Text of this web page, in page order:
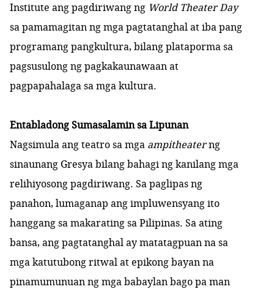
Institute ang pagdiriwang ng World Theater Day
sa pamamagitan ng mga pagtatanghal at iba pang
programang pangkultura, bilang plataporma sa
pagsusulong ng pagkakaunawaan at
pagpapahalaga sa mga kultura.
Entabladong Sumasalamin sa Lipunan
Nagsimula ang teatro sa mga ampitheaterng
sinaunang Gresyabilang bahagi ng kanilang mga
relihiyosong pagdiriwang. Sa paglipas ng
panahon, lumaganap ang impluwensyang ito
hanggang sa makarating sa Pilipinas. Sa ating
bansa, ang pagtatanghal ay matatagpuan na sa
mgakatutubong ritwal at epikong bayanna
pinamumunuan ng mga babaylan bago pa man